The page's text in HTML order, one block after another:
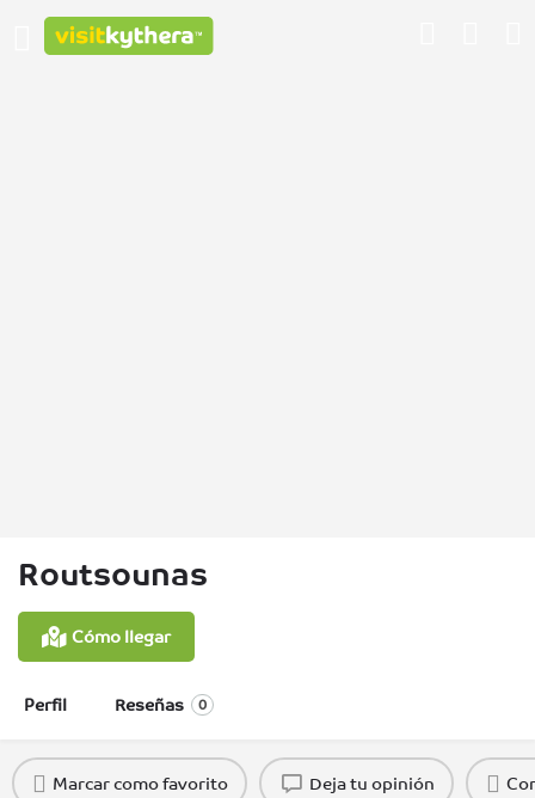
Routsounas
Cómo llegar
Perfil Reseñas 0
Marcar como favorito Deja tu opinión